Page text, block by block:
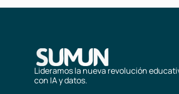
Lideramos la nueva revolución
con IA y datos.